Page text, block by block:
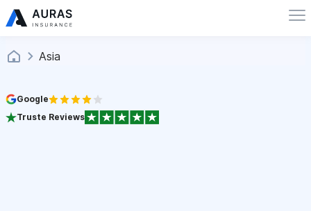
Asia
Google
Truste Reviews